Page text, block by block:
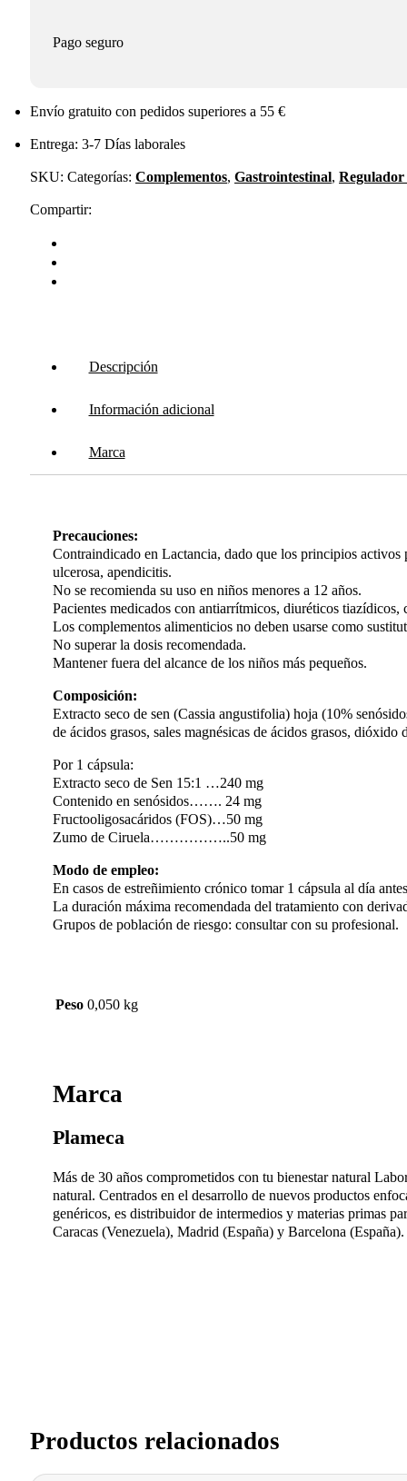
Pago seguro
Envío gratuito con pedidos superiores a 55 €
Entrega: 3-7 Días laborales
SKU: Categorías: Complementos, Gastrointestinal,
Compartir:
Descripción
Información adicional
Marca
Precauciones:
Contraindicado en Lactancia, dado que los principios
ulcerosa, apendicitis.
No se recomienda su uso en niños menores a 12 años.
Pacientes medicados con antiarrítmicos, diuréticos
Los complementos alimenticios no deben usarse como
No superar la dosis recomendada.
Mantener fuera del alcance de los niños más pequeños.
Composición:
Extracto seco de sen (Cassia angustifolia) hoja (10%
de ácidos grasos, sales magnésicas de ácidos grasos,
Por 1 cápsula:
Extracto seco de Sen 15:1 …240 mg
Contenido en senósidos……. 24 mg
Fructooligosacáridos (FOS)…50 mg
Zumo de Ciruela……………..50 mg
Modo de empleo:
En casos de estreñimiento crónico tomar 1 cápsula al día
La duración máxima recomendada del tratamiento con
Grupos de población de riesgo: consultar con su profesional.
Peso 0,050 kg
Marca
Plameca
Más de 30 años comprometidos con tu bienestar natural
natural. Centrados en el desarrollo de nuevos productos
genéricos, es distribuidor de intermedios y materias primas
Caracas (Venezuela), Madrid (España) y Barcelona
Productos relacionados